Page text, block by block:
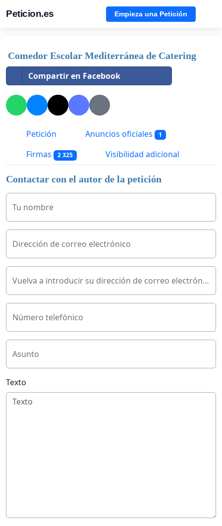
Peticion.es Empieza una Petición
Comedor Escolar Mediterránea de Catering
Compartir en Facebook
Petición Anuncios oficiales 1
Firmas 2 325 Visibilidad adicional
Contactar con el autor de la petición
Tu nombre
Dirección de correo electrónico
Vuelva a introducir su dirección de correo electrónico
Número telefónico
Asunto
Texto